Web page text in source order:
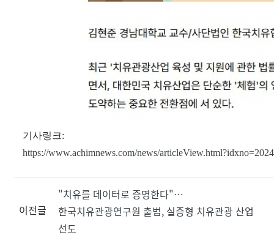
기사링크:
https://www.achimnews.com/news/articleView.html?idxno=2024
이전글
"치유를 데이터로 증명한다"…
한국치유관광연구원 출범, 실증형 치유관광 산업
선도